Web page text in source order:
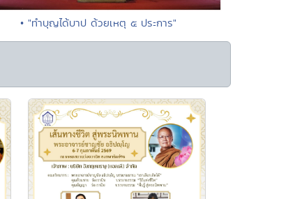
• "ทำบุญได้บาป ด้วยเหตุ ๕ ประการ"